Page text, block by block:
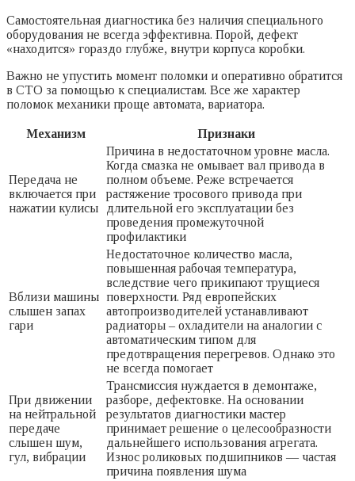
Самостоятельная диагностика без наличия специального
оборудования не всегда эффективна. Порой, дефект
«находится» гораздо глубже, внутри корпуса коробки.
Важно не упустить момент поломки и оперативно обратится
в СТО за помощью к специалистам. Все же характер
поломок механики проще автомата, вариатора.
Механизм Признаки
Передача не
включается при
нажатии кулисы
Причина в недостаточном уровне масла.
Когда смазка не омывает вал привода в
полном объеме. Реже встречается
растяжение тросового привода при
длительной его эксплуатации без
проведения промежуточной
профилактики
Вблизи машины
слышен запах
гари
Недостаточное количество масла,
повышенная рабочая температура,
вследствие чего прикипают трущиеся
поверхности. Ряд европейских
автопроизводителей устанавливают
радиаторы – охладители на аналогии с
автоматическим типом для
предотвращения перегревов. Однако это
не всегда помогает
При движении
на нейтральной
передаче
слышен шум,
гул, вибрации
Трансмиссия нуждается в демонтаже,
разборе, дефектовке. На основании
результатов диагностики мастер
принимает решение о целесообразности
дальнейшего использования агрегата.
Износ роликовых подшипников — частая
причина появления шума